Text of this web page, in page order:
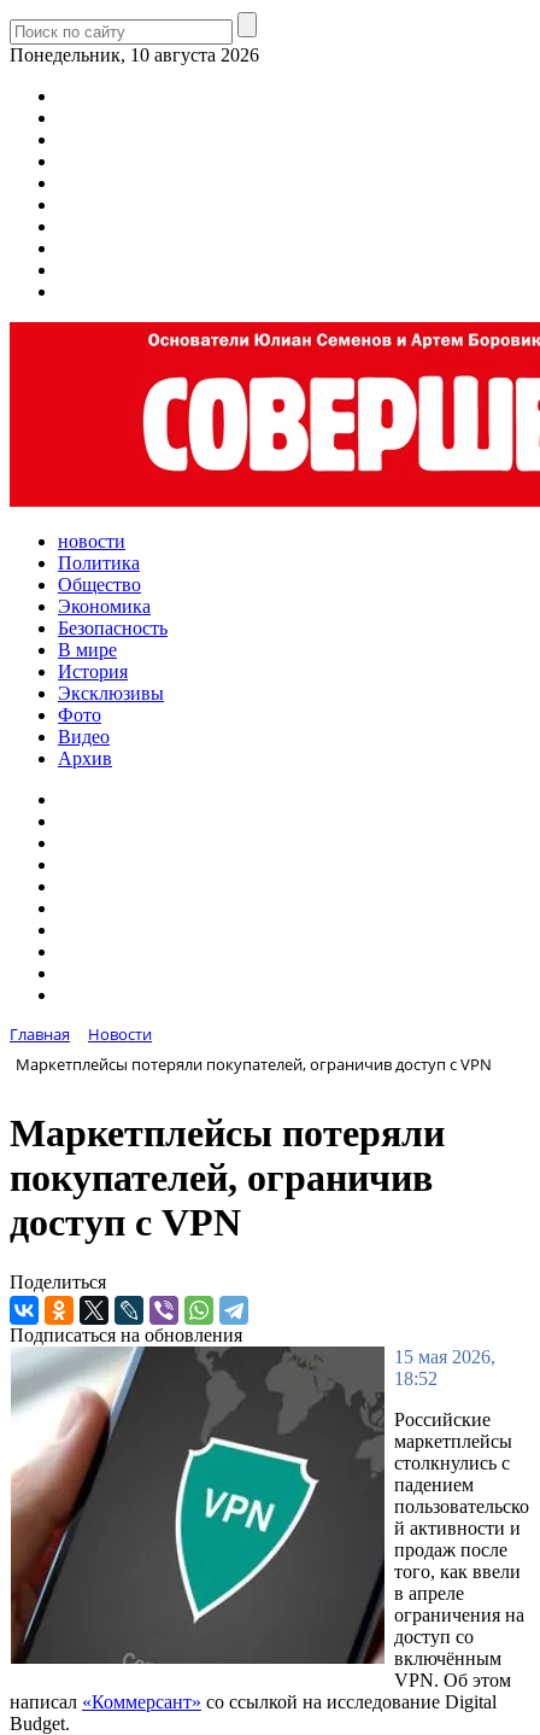
Понедельник, 10 августа 2026
новости
Политика
Общество
Экономика
Безопасность
В мире
История
Эксклюзивы
Фото
Видео
Архив
Главная
Новости
Маркетплейсы потеряли покупателей, ограничив доступ с VPN
Маркетплейсы потеряли
покупателей, ограничив
доступ с VPN
Поделиться
Подписаться на обновления
15 мая 2026,
18:52
Российские
маркетплейсы
столкнулись с
падением
пользовательско
й активности и
продаж после
того, как ввели
в апреле
ограничения на
доступ со
включённым
VPN. Об этом
написал «Коммерсант» со ссылкой на исследование Digital
Budget.